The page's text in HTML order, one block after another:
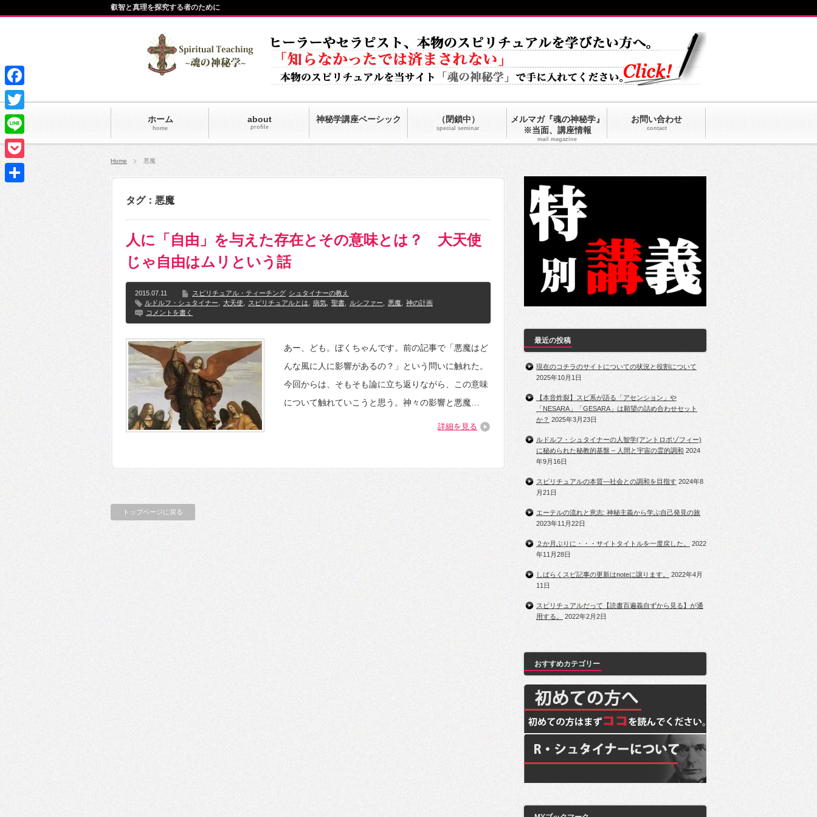
ホーム
home
about
profile
神秘学講座ベーシック （閉鎖中）
special seminar
メルマガ『魂の神秘学』
※当面、講座情報
mail magazine
お問い合わせ
contact
叡智と真理を探究する者のために
Home 悪魔
タグ：悪魔
人に「自由」を与えた存在とその意味とは？ 大天使
じゃ自由はムリという話
2015.07.11 スピリチュアル・ティーチング シュタイナーの教え
ルドルフ・シュタイナー
大天使 スピリチュアルとは 病気 聖書 ルシファー 悪魔
神の計画
コメントを書く
あー、ども。ぼくちゃんです。前の記事で「悪魔はど
んな風に人に影響があるの？」という問いに触れた。
今回からは、そもそも論に立ち返りながら、この意味
について触れていこうと思う。神々の影響と悪魔…
詳細を見る
トップページに戻る
最近の投稿
現在のコチラのサイトについての状況と役割について
2025年10月1日
【本音炸裂】スピ系が語る「アセンション」や
「NESARA」「GESARA」は願望の詰め合わせセット
か？ 2025年3月23日
ルドルフ・シュタイナーの人智学(アントロポゾフィー)
に秘められた秘教的基盤 – 人間と宇宙の霊的調和 2024
年9月16日
スピリチュアルの本質―社会との調和を目指す 2024年8
月21日
エーテルの流れと意志: 神秘主義から学ぶ自己発見の旅
2023年11月22日
２か月ぶりに・・・サイトタイトルを一度戻した。
2022
年11月28日
しばらくスピ記事の更新はnoteに譲ります。
2022年4月
11日
スピリチュアルだって【読書百遍義自ずから見る】が通
用する。
2022年2月2日
おすすめカテゴリー
Facebook
Twitter
Line
Pocket